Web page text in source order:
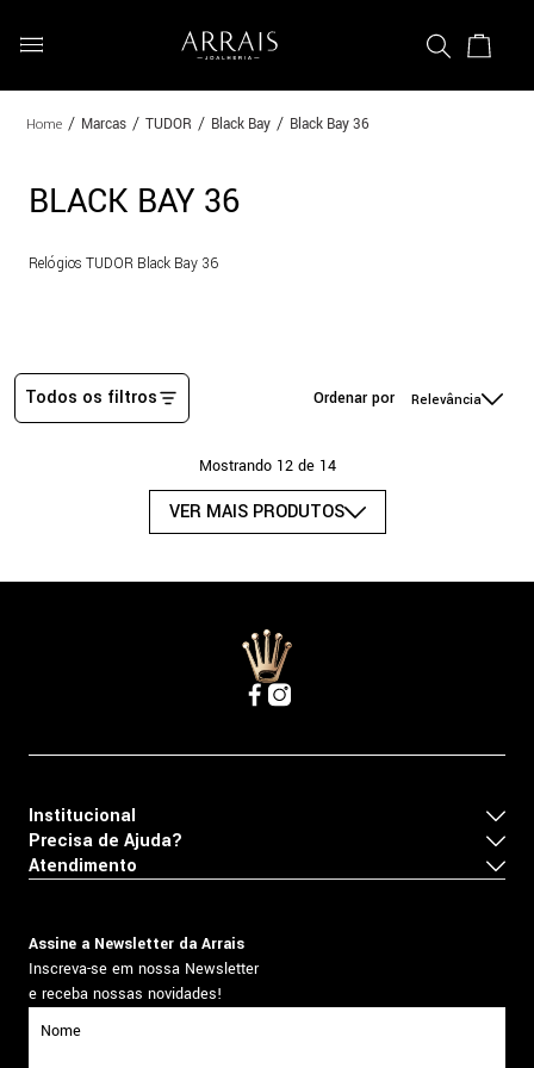
Marcas TUDOR Black Bay Black Bay 36
BLACK BAY 36
Relógios TUDOR Black Bay 36
Todos os filtros Relevância
Mostrando 12 de 14
Institucional
Precisa de Ajuda?
Atendimento
Assine a Newsletter da Arrais
Inscreva-se em nossa Newsletter
e receba nossas novidades!